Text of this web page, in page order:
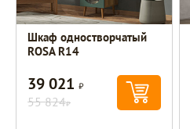
Шкаф одностворчатый
ROSA R14
39 021Р
55 824Р